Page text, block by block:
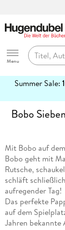
Hugendubel
Menu
Summer Sale:
erfahren
Bobo
Mit Bobo auf
Bobo geht mit
Rutsche,
schläft
aufregender Tag!
Das perfekte
auf dem
Jahren bekannte